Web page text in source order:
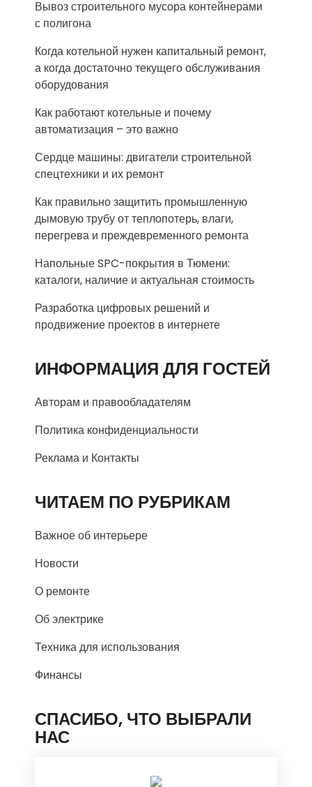
Вывоз строительного мусора контейнерами
с полигона
Когда котельной нужен капитальный ремонт,
а когда достаточно текущего обслуживания
оборудования
Как работают котельные и почему
автоматизация – это важно
Сердце машины: двигатели строительной
спецтехники и их ремонт
Как правильно защитить промышленную
дымовую трубу от теплопотерь, влаги,
перегрева и преждевременного ремонта
Напольные SPC-покрытия в Тюмени:
каталоги, наличие и актуальная стоимость
Разработка цифровых решений и
продвижение проектов в интернете
ИНФОРМАЦИЯ ДЛЯ ГОСТЕЙ
Авторам и правообладателям
Политика конфиденциальности
Реклама и Контакты
ЧИТАЕМ ПО РУБРИКАМ
Важное об интерьере
Новости
О ремонте
Об электрике
Техника для использования
Финансы
СПАСИБО, ЧТО ВЫБРАЛИ
НАС